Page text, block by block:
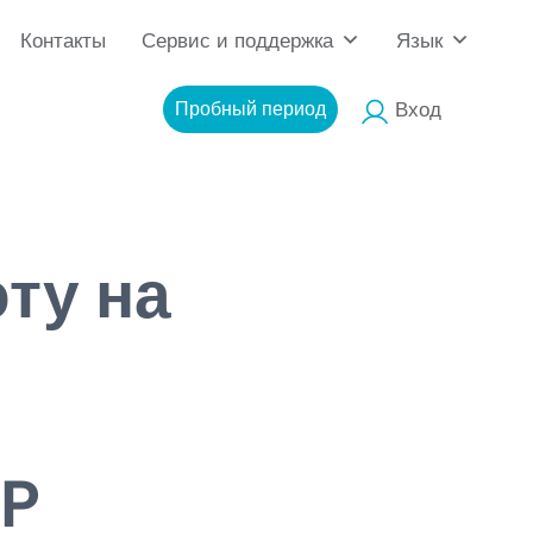
Пробный период Вход
Контакты Сервис и поддержка Язык
на